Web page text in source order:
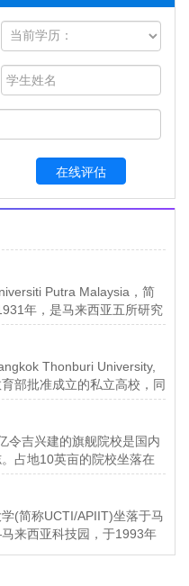
在线评估
Putra Malaysia，简
年，是马来西亚五所研究
规模最大、在校人数最多的
Thonburi University,
部批准成立的私立高校，同
监管信息网认证的泰国高
谷市的塔逸哇塔那区，是一
合性大学。大学所在地曼
文化中心。
令吉兴建的旗舰院校是国内
占地10英亩的院校坐落在
、研究和休闲设施，为全院
名学生提供全面的学习
简称UCTI/APIIT)坐落于马
来西亚科技园，于1993年
，教职员工约300名。
电